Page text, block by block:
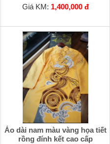
Giá KM: 1,400,000 đ
Áo dài nam màu vàng họa tiết
rồng đính kết cao cấp